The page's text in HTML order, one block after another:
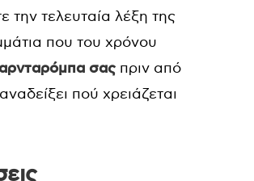
την τελευταία λέξη της
που του χρόνου
σας πριν από
πού χρειάζεται